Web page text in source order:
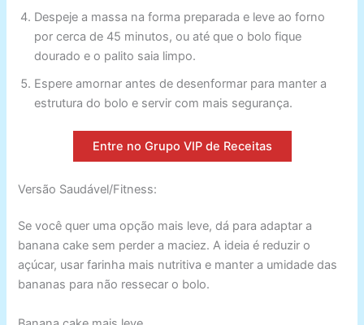
Despeje a massa na forma preparada e leve ao forno
por cerca de 45 minutos, ou até que o bolo fique
dourado e o palito saia limpo.
Espere amornar antes de desenformar para manter a
estrutura do bolo e servir com mais segurança.
Entre no Grupo VIP de Receitas
Versão Saudável/Fitness:
Se você quer uma opção mais leve, dá para adaptar a
banana cake sem perder a maciez. A ideia é reduzir o
açúcar, usar farinha mais nutritiva e manter a umidade das
bananas para não ressecar o bolo.